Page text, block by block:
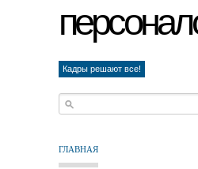
Кадры решают все!
ГЛАВНАЯ